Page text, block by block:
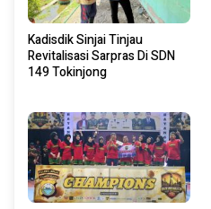
Kadisdik Sinjai Tinjau
Revitalisasi Sarpras Di SDN
149 Tokinjong